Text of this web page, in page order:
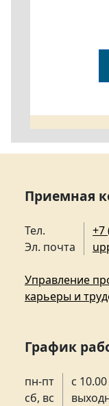
Приемная
Тел.
Эл. почта
+7
Управление
карьеры и
График
пн-пт
сб, вс
с